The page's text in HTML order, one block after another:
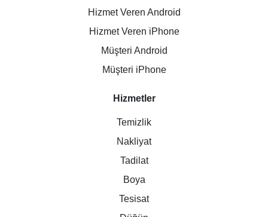
Hizmet Veren Android
Hizmet Veren iPhone
Müşteri Android
Müşteri iPhone
Hizmetler
Temizlik
Nakliyat
Tadilat
Boya
Tesisat